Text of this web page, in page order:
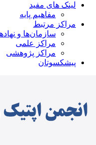
لینک های مفید
مفاهیم پایه
مراکز مرتبط
سازمان‌ها و
مراکز علمی
مراکز پژوهشی
پیشکسوتان